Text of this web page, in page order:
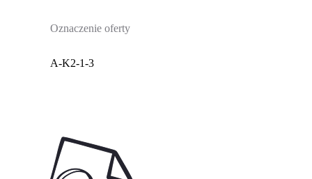
Oznaczenie oferty
A-K2-1-3